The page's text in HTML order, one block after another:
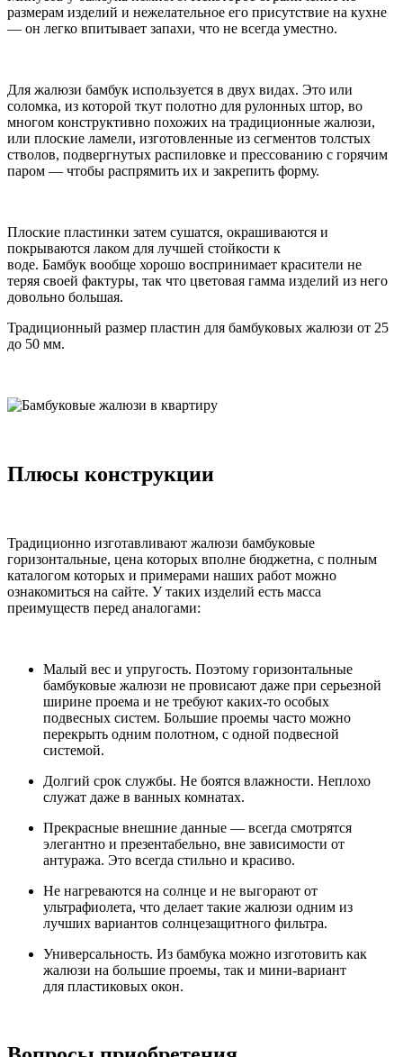
размерам изделий и нежелательное его присутствие на кухне
— он легко впитывает запахи, что не всегда уместно.
Для жалюзи бамбук используется в двух видах. Это или
соломка, из которой ткут полотно для рулонных штор, во
многом конструктивно похожих на традиционные жалюзи,
или плоские ламели, изготовленные из сегментов толстых
стволов, подвергнутых распиловке и прессованию с горячим
паром — чтобы распрямить их и закрепить форму.
Плоские пластинки затем сушатся, окрашиваются и
покрываются лаком для лучшей стойкости к
воде. Бамбук вообще хорошо воспринимает красители не
теряя своей фактуры, так что цветовая гамма изделий из него
довольно большая.
Традиционный размер пластин для бамбуковых жалюзи от 25
до 50 мм.
Плюсы конструкции
Традиционно изготавливают жалюзи бамбуковые
горизонтальные, цена которых вполне бюджетна, с полным
каталогом которых и примерами наших работ можно
ознакомиться на сайте. У таких изделий есть масса
преимуществ перед аналогами:
Малый вес и упругость. Поэтому горизонтальные
бамбуковые жалюзи не провисают даже при серьезной
ширине проема и не требуют каких-то особых
подвесных систем. Большие проемы часто можно
перекрыть одним полотном, с одной подвесной
системой.
Долгий срок службы. Не боятся влажности. Неплохо
служат даже в ванных комнатах.
Прекрасные внешние данные — всегда смотрятся
элегантно и презентабельно, вне зависимости от
антуража. Это всегда стильно и красиво.
Не нагреваются на солнце и не выгорают от
ультрафиолета, что делает такие жалюзи одним из
лучших вариантов солнцезащитного фильтра.
Универсальность. Из бамбука можно изготовить как
жалюзи на большие проемы, так и мини-вариант
для пластиковых окон.